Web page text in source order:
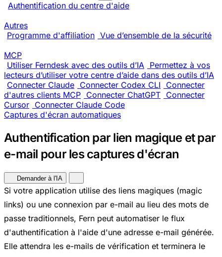
Authentification du centre d'aide
Autres
Programme d'affiliation Vue d’ensemble de la sécurité
MCP
Utiliser Ferndesk avec des outils d’IA Permettez à vos
lecteurs d’utiliser votre centre d’aide dans des outils d’IA
Connecter Claude Connecter Codex CLI
Connecter
d'autres clients MCP Connecter ChatGPT Connecter
Cursor Connecter Claude Code
Captures d'écran automatiques
Authentification par lien magique et par
e-mail pour les captures d'écran
Demander à l'IA
Si votre application utilise des liens magiques (magic
links) ou une connexion par e-mail au lieu des mots de
passe traditionnels, Fern peut automatiser le flux
d'authentification à l'aide d'une adresse e-mail générée.
Elle attendra les e-mails de vérification et terminera le